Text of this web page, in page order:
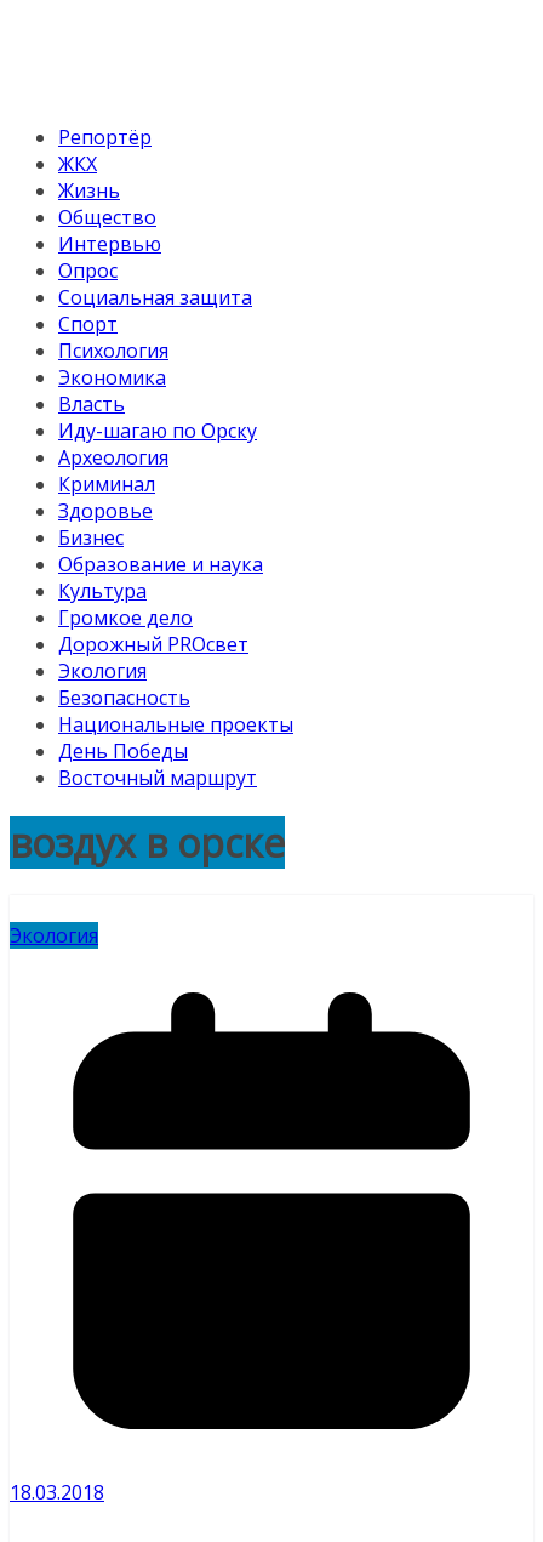
Репортёр
ЖКХ
Жизнь
Общество
Интервью
Опрос
Социальная защита
Спорт
Психология
Экономика
Власть
Иду-шагаю по Орску
Археология
Криминал
Здоровье
Бизнес
Образование и наука
Культура
Громкое дело
Дорожный PROсвет
Экология
Безопасность
Национальные проекты
День Победы
Восточный маршрут
воздух в орске
Экология
18.03.2018